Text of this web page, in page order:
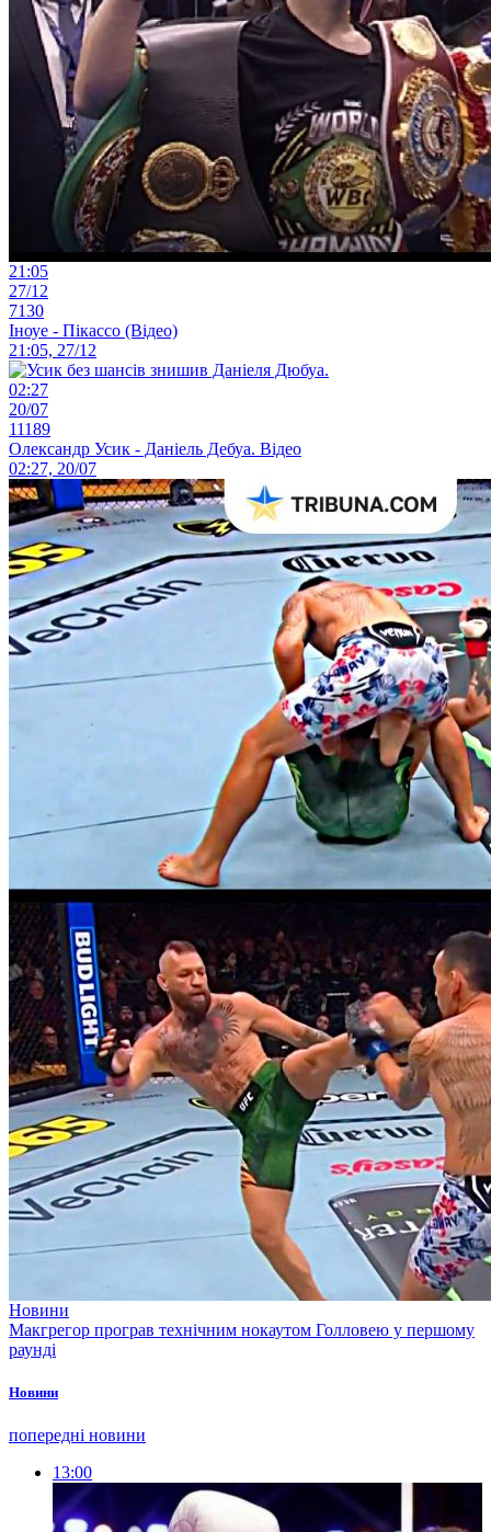
21:05
27/12
7130
Іноуе - Пікассо (Відео)
21:05, 27/12
02:27
20/07
11189
Олександр Усик - Даніель Дебуа. Відео
02:27, 20/07
Новини
Макгрегор програв технічним нокаутом Голловею у першому
раунді
Новини
попередні новини
13:00